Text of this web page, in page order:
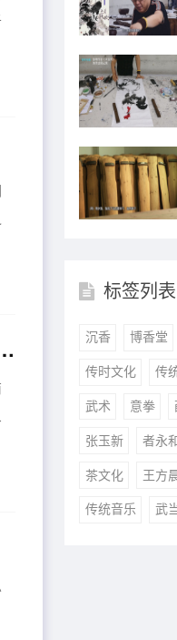
懂琴曲方能明白他的诗！
标签列表
沉香 博香堂
传时文化 传
武术 意拳
张玉新 者永
茶文化 王方
传统音乐 武